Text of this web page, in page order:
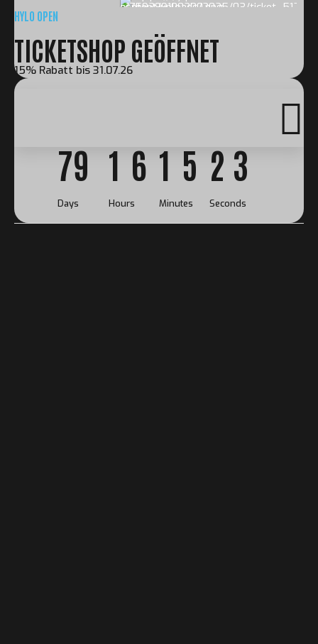
HYLO OPEN
TICKETSHOP GEÖFFNET
15% Rabatt bis 31.07.26
79
Days
1 6
Hours
1 5
Minutes
2 2
Seconds